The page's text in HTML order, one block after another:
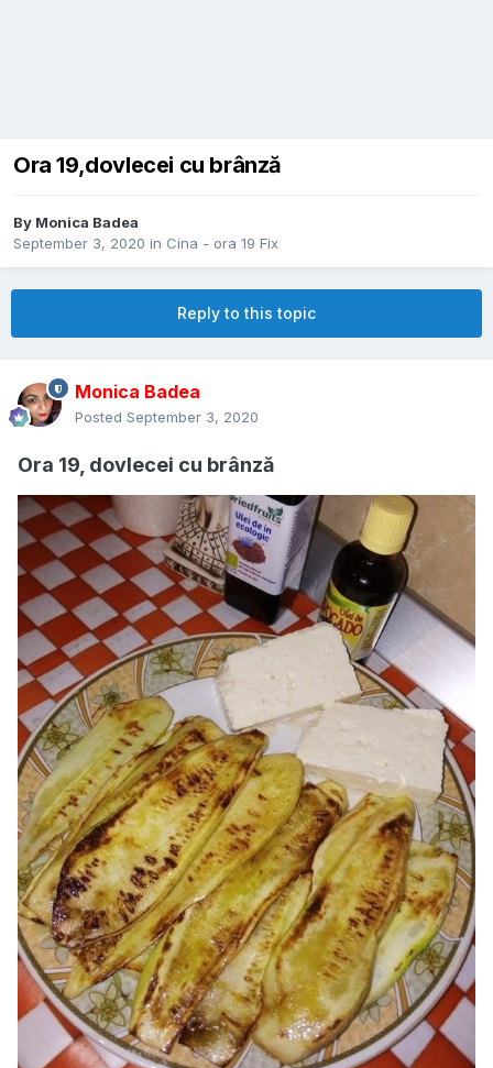
Ora 19,dovlecei cu brânză
By Monica Badea
September 3, 2020 in Cina - ora 19 Fix
Reply to this topic
Monica Badea
Posted September 3, 2020
Ora 19, dovlecei cu brânză